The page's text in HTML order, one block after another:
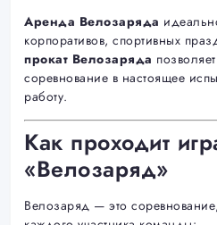
Аренда Велозаряда
корпоративов, спортивных
прокат Велозаряда
соревнование в настоящее
работу.
Как проходит
«Велозаряд»
Велозаряд — это соревнование,